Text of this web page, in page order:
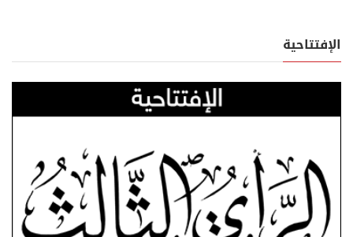
الإفتتاحية